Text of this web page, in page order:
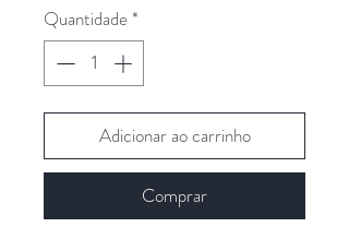
Quantidade*
Adicionar ao carrinho
Comprar